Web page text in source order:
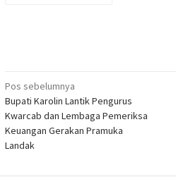
Navigasi
pos
Pos sebelumnya
Bupati Karolin Lantik Pengurus
Kwarcab dan Lembaga Pemeriksa
Keuangan Gerakan Pramuka
Landak